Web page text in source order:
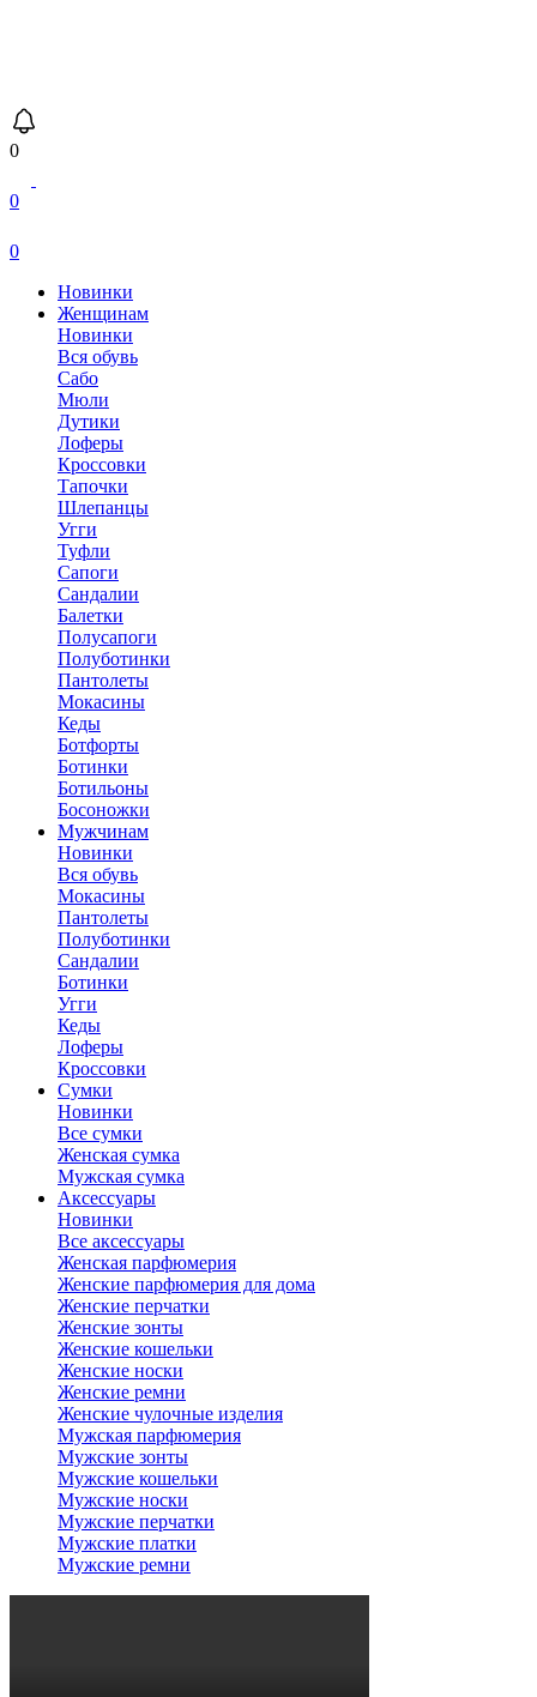
0
0
0
Новинки
Женщинам
Новинки
Вся обувь
Сабо
Мюли
Дутики
Лоферы
Кроссовки
Тапочки
Шлепанцы
Угги
Туфли
Сапоги
Сандалии
Балетки
Полусапоги
Полуботинки
Пантолеты
Мокасины
Кеды
Ботфорты
Ботинки
Ботильоны
Босоножки
Мужчинам
Новинки
Вся обувь
Мокасины
Пантолеты
Полуботинки
Сандалии
Ботинки
Угги
Кеды
Лоферы
Кроссовки
Сумки
Новинки
Все сумки
Женская сумка
Мужская сумка
Аксессуары
Новинки
Все аксессуары
Женская парфюмерия
Женские парфюмерия для дома
Женские перчатки
Женские зонты
Женские кошельки
Женские носки
Женские ремни
Женские чулочные изделия
Мужская парфюмерия
Мужские зонты
Мужские кошельки
Мужские носки
Мужские перчатки
Мужские платки
Мужские ремни